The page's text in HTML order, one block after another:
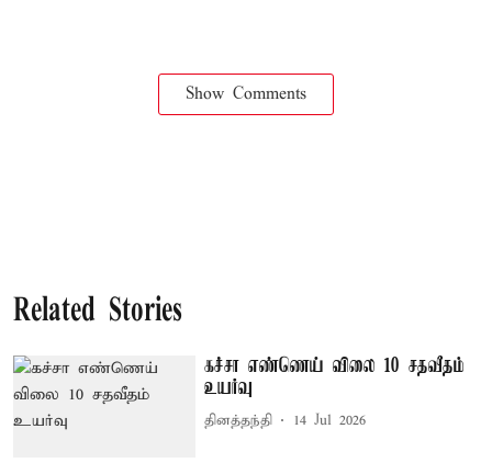
Show Comments
Related Stories
கச்சா எண்ணெய் விலை 10 சதவீதம்
உயர்வு
தினத்தந்தி 14 Jul 2026